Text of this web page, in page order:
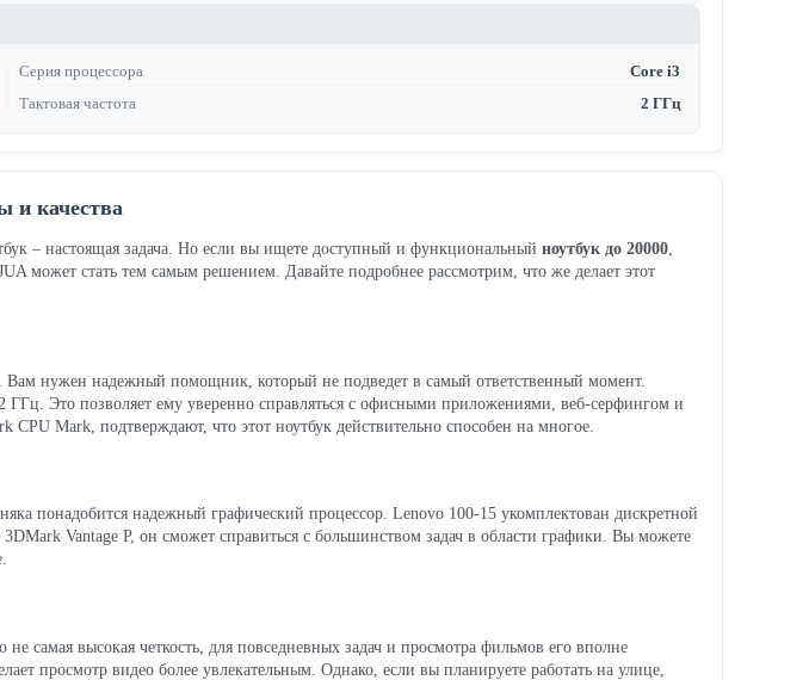
Серия процессора
Core i3
Тактовая частота 2 ГГц
и качества
– настоящая задача. Но если вы ищете доступный и функциональный ноутбук до 20000,
может стать тем самым решением. Давайте подробнее рассмотрим, что же делает этот
Вам нужен надежный помощник, который не подведет в самый ответственный момент.
Это позволяет ему уверенно справляться с офисными приложениями, веб-серфингом и
CPU Mark, подтверждают, что этот ноутбук действительно способен на многое.
понадобится надежный графический процессор. Lenovo 100-15 укомплектован дискретной
Vantage P, он сможет справиться с большинством задач в области графики. Вы можете
самая высокая четкость, для повседневных задач и просмотра фильмов его вполне
просмотр видео более увлекательным. Однако, если вы планируете работать на улице,